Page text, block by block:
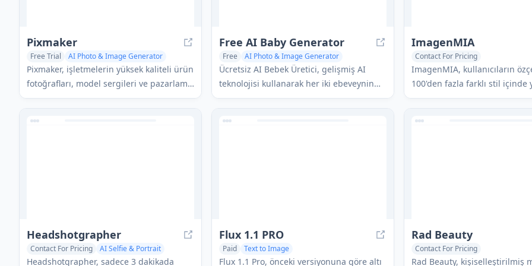
Pixmaker
Free Trial
AI Photo & Image Generator
AI Background Remover
AI Ad Creative Assistant
Pixmaker, işletmelerin yüksek kaliteli ürün
fotoğrafları, model sergileri ve pazarlama
görselleri oluşturmasına yardımcı olan AI
platformudur.
Free AI Baby Generator
Free
AI Photo & Image Generator
AI Face Swap Generator
AI Image Recognition
Ücretsiz AI Bebek Üretici, gelişmiş AI
teknolojisi kullanarak her iki ebeveynin
fotoğraflarından 70'e kadar benzersiz yüz
gelecekteki bebeklerin ultra gerçekçi
ImagenMIA
Contact For Pricing
AI Photo & Image Generator
AI Selfie & Portrait
AI
ImagenMIA, kullanıcıların
100'den fazla farklı stil içinde
kaliteli görüntülere
kullanım için profesyonel,
Headshotgrapher
Contact For Pricing
AI Selfie & Portrait
AI Photo & Image Generator
Headshotgrapher, sadece 3 dakikada
Flux 1.1 PRO
Paid
Text to Image
AI Photo & Image Generator
Flux 1.1 Pro, önceki versiyonuna göre altı
Rad Beauty
Contact For Pricing
AI Photo & Image Generator
Rad Beauty, kişiselleştirilmiş